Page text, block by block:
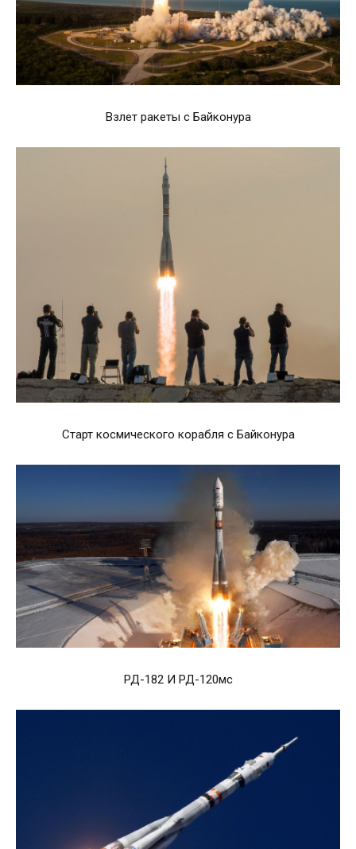
Взлет ракеты с Байконура
Старт космического корабля с Байконура
РД-182 И РД-120мс